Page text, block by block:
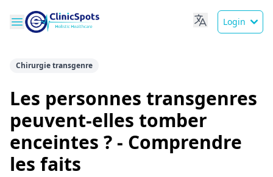
Login
Chirurgie transgenre
Les personnes transgenres
peuvent-elles tomber
enceintes ? - Comprendre
les faits